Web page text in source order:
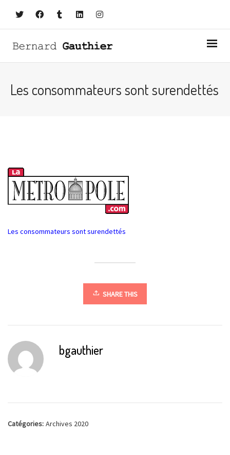
Les consommateurs sont surendettés
Les consommateurs sont surendettés
SHARE THIS
bgauthier
Catégories: Archives 2020